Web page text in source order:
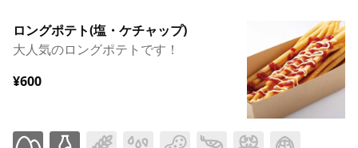
ロングポテト(塩・ケチャップ)
大人気のロングポテトです！
¥600